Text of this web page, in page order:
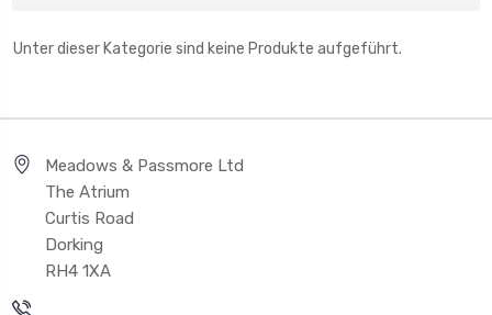
Unter dieser Kategorie sind keine Produkte aufgeführt.
Meadows & Passmore Ltd
The Atrium
Curtis Road
Dorking
RH4 1XA